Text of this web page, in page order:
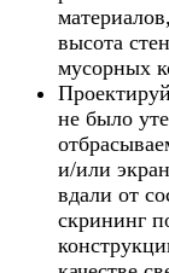
высота
мусорных
не было
и/или
вдали от
скрининг